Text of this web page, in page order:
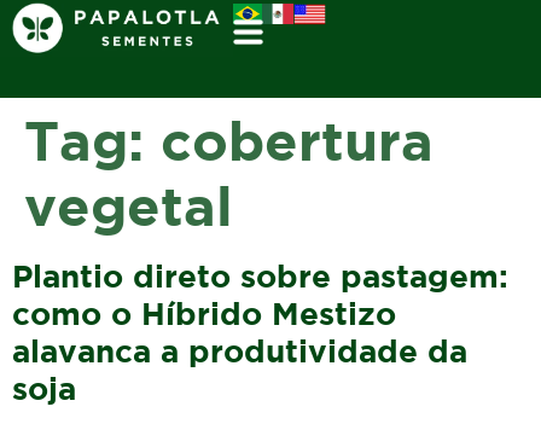
Tag: cobertura
vegetal
Plantio direto sobre pastagem:
como o Híbrido Mestizo
alavanca a produtividade da
soja